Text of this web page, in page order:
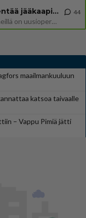
Uusioperheen aikuiset lapset tyhjentää jääkaapin käydessään
Miten selvittäisitte seuraavan ongelman, meillä on uusioperhe, minulla teini-ikäiset lapset ja puolisolla aikuiset, jotk
44
maailmankuuluun
katsoa taivaalle
– Vappu Pimiä jätti